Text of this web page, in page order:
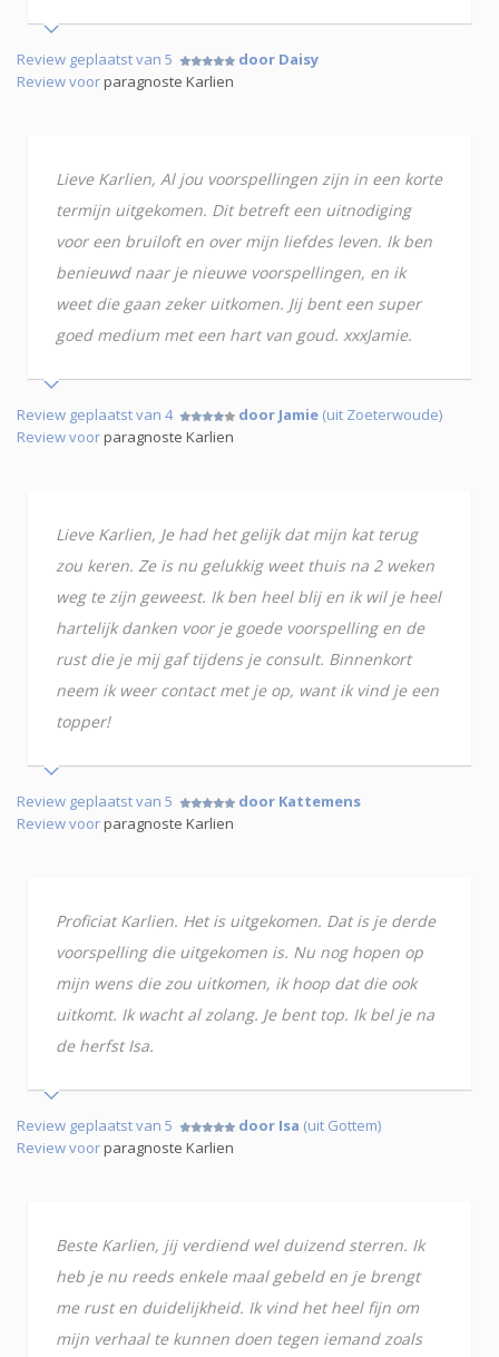
Review geplaatst van 5
door Daisy
Review voorparagnoste Karlien
Lieve Karlien, Al jou voorspellingen zijn in een korte
termijn uitgekomen. Dit betreft een uitnodiging
voor een bruiloft en over mijn liefdes leven. Ik ben
benieuwd naar je nieuwe voorspellingen, en ik
weet die gaan zeker uitkomen. Jij bent een super
goed medium met een hart van goud. xxxJamie.
Review geplaatst van 4 door Jamie (uit Zoeterwoude)
Review voorparagnoste Karlien
Lieve Karlien, Je had het gelijk dat mijn kat terug
zou keren. Ze is nu gelukkig weet thuis na 2 weken
weg te zijn geweest. Ik ben heel blij en ik wil je heel
hartelijk danken voor je goede voorspelling en de
rust die je mij gaf tijdens je consult. Binnenkort
neem ik weer contact met je op, want ik vind je een
topper!
Review geplaatst van 5
door Kattemens
Review voorparagnoste Karlien
Proficiat Karlien. Het is uitgekomen. Dat is je derde
voorspelling die uitgekomen is. Nu nog hopen op
mijn wens die zou uitkomen, ik hoop dat die ook
uitkomt. Ik wacht al zolang. Je bent top. Ik bel je na
de herfst Isa.
Review geplaatst van 5 door Isa (uit Gottem)
Review voorparagnoste Karlien
Beste Karlien, jij verdiend wel duizend sterren. Ik
heb je nu reeds enkele maal gebeld en je brengt
me rust en duidelijkheid. Ik vind het heel fijn om
mijn verhaal te kunnen doen tegen iemand zoals